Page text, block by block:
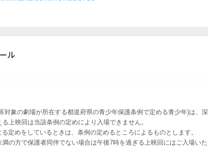
対象の劇場が所在する都道府県の青少年保護条例で定める青少年)は、
上映回は当該条例の定めにより入場できません。
定めをしているときは、条例の定めるところによるものとします。
の方で保護者同伴でない場合は午後7時を過ぎる上映回にはご入場いた